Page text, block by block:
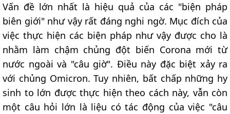
Vấn đề lớn nhất là hiệu quả của các "biện pháp
biên giới" như vậy rất đáng nghi ngờ. Mục đích của
việc thực hiện các biện pháp như vậy được cho là
nhằm làm chậm chủng đột biến Corona mới từ
nước ngoài và "câu giờ". Điều này đặc biệt xảy ra
với chủng Omicron. Tuy nhiên, bất chấp những hy
sinh to lớn được thực hiện theo cách này, vẫn còn
một câu hỏi lớn là liệu có tác động của việc "câu